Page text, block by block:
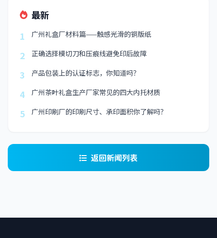
最新
1
广州礼盒厂材料篇——触感光滑的铜版纸
2 正确选择模切刀和压痕线避免印后故障
3 产品包装上的认证标志，你知道吗？
4 广州茶叶礼盒生产厂家常见的四大内托材质
5 广州印刷厂的印刷尺寸、承印面积你了解吗？
返回新闻列表